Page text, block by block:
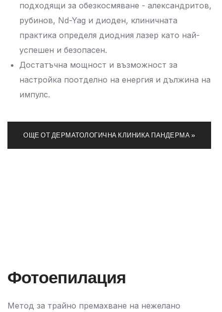
подходящи за обезкосмяване - александритов,
рубинов, Nd-Yag и диоден, клиничната
практика определя диодния лазер като най-
успешен и безопасен.
Достатъчна мощност и възможност за
настройка поотделно на енергия и дължина на
импулс.
ОЩЕ ОТ ДЕРМАТОЛОГИЧНА КЛИНИКА ПАНДЕРМА »
Фотоепилация
Метод за трайно премахване на нежелано